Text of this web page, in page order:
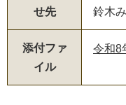
せ先
鈴木
添付ファ
イル
令和8